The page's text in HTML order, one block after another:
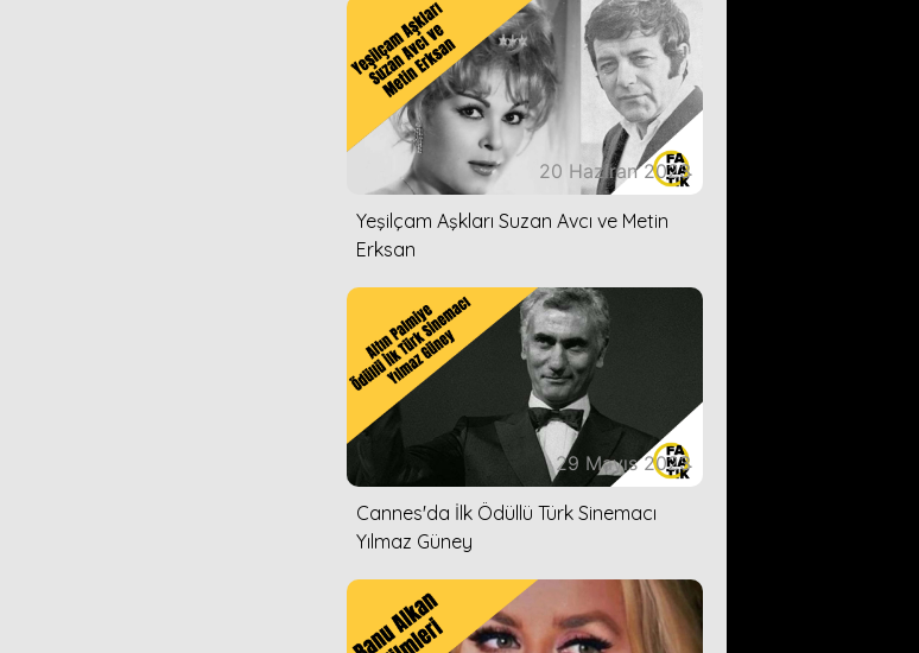
20 Haziran 2023
Yeşilçam Aşkları Suzan Avcı ve Metin
Erksan
29 Mayıs 2023
Cannes'da İlk Ödüllü Türk Sinemacı
Yılmaz Güney